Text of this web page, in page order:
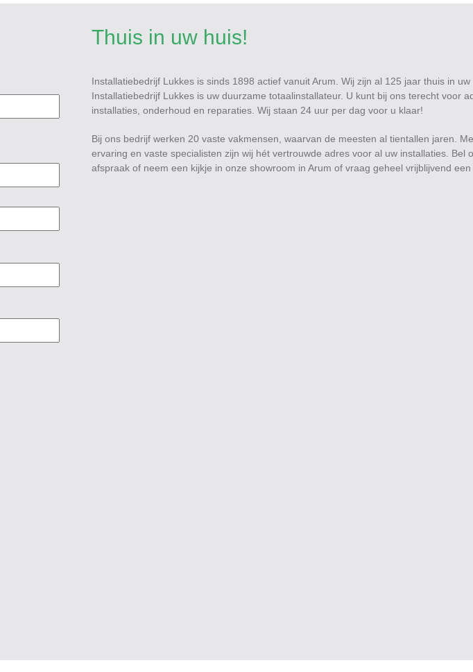
Thuis in uw huis!
Installatiebedrijf Lukkes is sinds 1898 actief vanuit Arum. Wij zijn al 125 jaar thuis in uw
Installatiebedrijf Lukkes is uw duurzame totaalinstallateur. U kunt bij ons terecht voor
installaties, onderhoud en reparaties. Wij staan 24 uur per dag voor u klaar!
Bij ons bedrijf werken 20 vaste vakmensen, waarvan de meesten al tientallen jaren.
ervaring en vaste specialisten zijn wij hét vertrouwde adres voor al uw installaties. Bel
afspraak of neem een kijkje in onze showroom in Arum of vraag geheel vrijblijvend